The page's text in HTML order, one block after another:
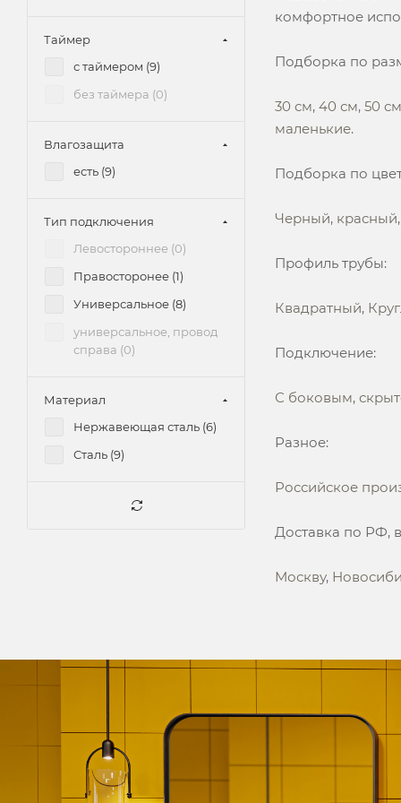
комфортное
Подборка по
30 см, 40 см, 50 см
маленькие.
Подборка по
Черный, красный,
Профиль трубы:
Квадратный,
Подключение:
С боковым,
Разное:
Российское
Доставка по РФ,
Москву,
0
Sparta (0)
Style (1)
Style 3 (1)
Style 4 (1)
Style Pro (2)
Trinity ( 2)
Стайл 2 ПРО (
Таймер
с таймером (9)
без таймера (0)
Влагозащита
есть (9)
Тип подключения
Левостороннее (0)
Правосторонее (1)
Универсальное (8)
универсальное, провод
справа (0)
Материал
Нержавеющая сталь (6)
Сталь (9)